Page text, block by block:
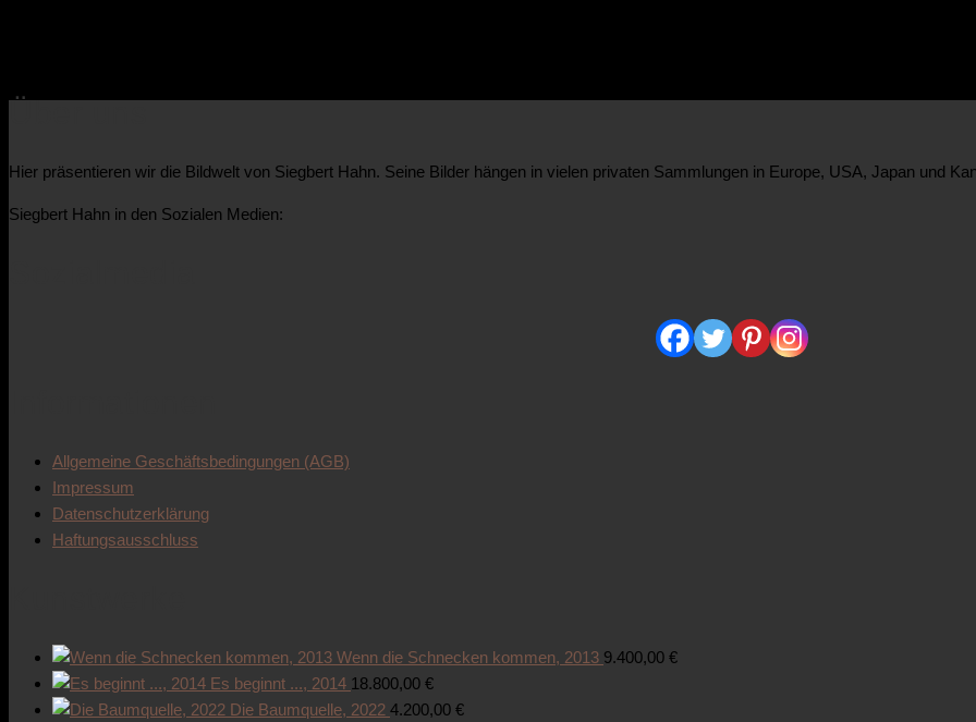
Über uns
Hier präsentieren wir die Bildwelt von Siegbert Hahn. Seine Bilder hängen in vielen privaten Sammlungen in Europe, USA, Japan und
Siegbert Hahn in den Sozialen Medien:
Allgemeine Geschäftsbedingungen (AGB)
Impressum
Datenschutzerklärung
Haftungsausschluss
Wenn die Schnecken kommen, 2013 9.400,00 €
Es beginnt ..., 2014 18.800,00 €
Die Baumquelle, 2022 4.200,00 €